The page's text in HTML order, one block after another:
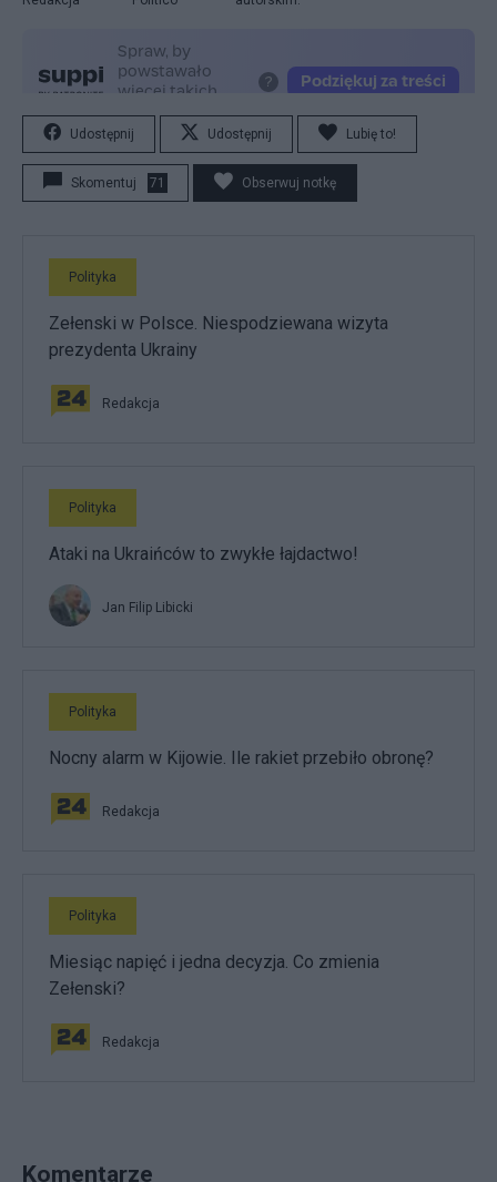
Udostępnij Udostępnij Lubię to!
Skomentuj 71 Obserwuj notkę
Polityka
Zełenski w Polsce. Niespodziewana wizyta
prezydenta Ukrainy
Redakcja
Polityka
Ataki na Ukraińców to zwykłe łajdactwo!
Jan Filip Libicki
Polityka
Nocny alarm w Kijowie. Ile rakiet przebiło obronę?
Redakcja
Polityka
Miesiąc napięć i jedna decyzja. Co zmienia
Zełenski?
Redakcja
Komentarze